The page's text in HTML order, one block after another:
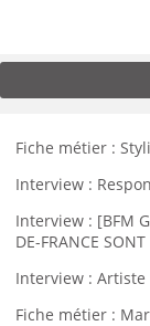
Fiche métier :
Interview :
Interview : [BFM
DE-FRANCE
Interview : Artiste
Fiche métier :